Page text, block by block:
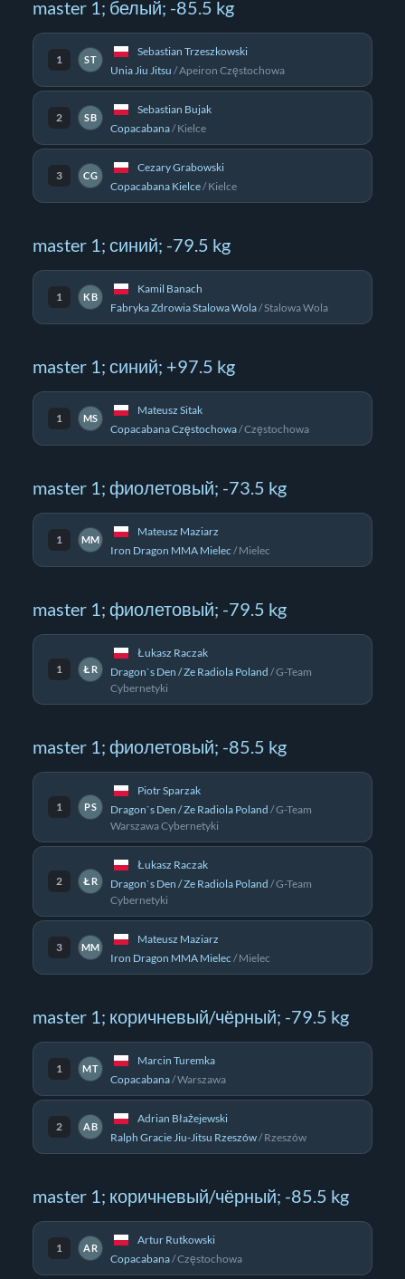
master 1; белый; -85.5 kg
1 ST
Sebastian Trzeszkowski
Unia Jiu Jitsu /Apeiron Częstochowa
2 SB
Sebastian Bujak
Copacabana/Kielce
3 CG
Cezary Grabowski
Copacabana Kielce/Kielce
master 1; синий; -79.5 kg
1 KB
Kamil Banach
Fabryka Zdrowia Stalowa Wola/Stalowa Wola
master 1; синий; +97.5 kg
1 MS
Mateusz Sitak
Copacabana Częstochowa/Częstochowa
master 1; фиолетовый; -73.5 kg
1 MM
Mateusz Maziarz
Iron Dragon MMA Mielec /Mielec
master 1; фиолетовый; -79.5 kg
1 ŁR
Łukasz Raczak
Dragon`s Den / Ze Radiola Poland /G-Team
Cybernetyki
master 1; фиолетовый; -85.5 kg
1 PS
Piotr Sparzak
Dragon`s Den / Ze Radiola Poland /G-Team
Warszawa Cybernetyki
2 ŁR
Łukasz Raczak
Dragon`s Den / Ze Radiola Poland /G-Team
Cybernetyki
3 MM
Mateusz Maziarz
Iron Dragon MMA Mielec /Mielec
master 1; коричневый/чёрный; -79.5 kg
1 MT
Marcin Turemka
Copacabana/Warszawa
2 AB
Adrian Błażejewski
Ralph Gracie Jiu-Jitsu Rzeszów/Rzeszów
master 1; коричневый/чёрный; -85.5 kg
1 AR
Artur Rutkowski
Copacabana/Częstochowa